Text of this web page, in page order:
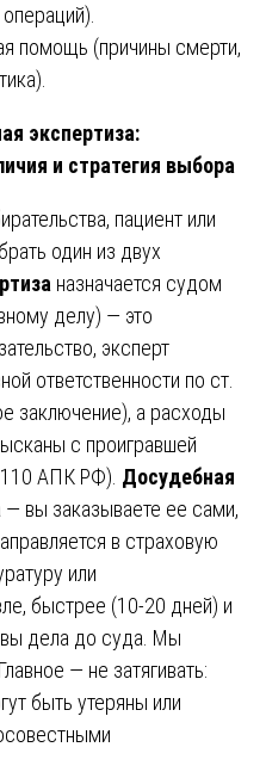
помощь (причины смерти,
экспертиза:
и стратегия выбора
пациент или
один из двух
назначается судом
делу) — это
эксперт
ответственности по ст.
заключение), а расходы
с проигравшей
АПК РФ). Досудебная
— вы заказываете ее сами,
в страховую
или
быстрее (10-20 дней) и
дела до суда. Мы
— не затягивать:
быть утеряны или